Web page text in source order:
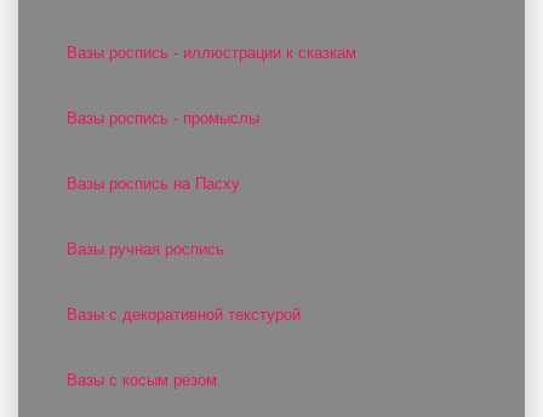
Вазы роспись - иллюстрации к сказкам
Вазы роспись - промыслы
Вазы роспись на Пасху
Вазы ручная роспись
Вазы с декоративной текстурой
Вазы с косым резом